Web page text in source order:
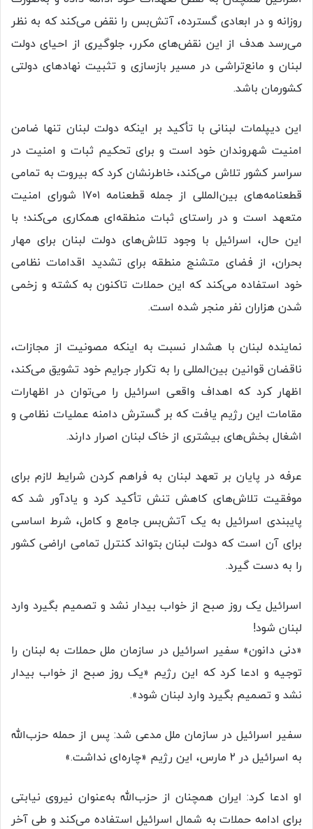
روزانه و در ابعادی گسترده، آتش‌بس را نقض می‌کند که به نظر
می‌رسد هدف از این نقض‌های مکرر، جلوگیری از احیای دولت
لبنان و مانع‌تراشی در مسیر بازسازی و تثبیت نهادهای دولتی
کشورمان باشد.
این دیپلمات لبنانی با تأکید بر اینکه دولت لبنان تنها ضامن
امنیت شهروندان خود است و برای تحکیم ثبات و امنیت در
سراسر کشور تلاش می‌کند، خاطرنشان کرد که بیروت به تمامی
قطعنامه‌های بین‌المللی از جمله قطعنامه ۱۷۰۱ شورای امنیت
متعهد است و در راستای ثبات منطقه‌ای همکاری می‌کند؛ با
این حال، اسرائیل با وجود تلاش‌های دولت لبنان برای مهار
بحران، از فضای متشنج منطقه برای تشدید اقدامات نظامی
خود استفاده می‌کند که این حملات تاکنون به کشته و زخمی
شدن هزاران نفر منجر شده است.
نماینده لبنان با هشدار نسبت به اینکه مصونیت از مجازات،
ناقضان قوانین بین‌المللی را به تکرار جرایم خود تشویق می‌کند،
اظهار کرد که اهداف واقعی اسرائیل را می‌توان در اظهارات
مقامات این رژیم یافت که بر گسترش دامنه عملیات نظامی و
اشغال بخش‌های بیشتری از خاک لبنان اصرار دارند.
عرفه در پایان بر تعهد لبنان به فراهم کردن شرایط لازم برای
موفقیت تلاش‌های کاهش تنش تأکید کرد و یادآور شد که
پایبندی اسرائیل به یک آتش‌بس جامع و کامل، شرط اساسی
برای آن است که دولت لبنان بتواند کنترل تمامی اراضی کشور
را به دست گیرد.
اسرائیل یک روز صبح از خواب بیدار نشد و تصمیم بگیرد وارد
لبنان شود!
«دنی دانون» سفیر اسرائیل در سازمان ملل حملات به لبنان را
توجیه و ادعا کرد که این رژیم «یک روز صبح از خواب بیدار
نشد و تصمیم بگیرد وارد لبنان شود».
سفیر اسرائیل در سازمان ملل مدعی شد: پس از حمله حزب‌الله
به اسرائیل در ۲ مارس، این رژیم «چاره‌ای نداشت.»
او ادعا کرد: ایران همچنان از حزب‌الله به‌عنوان نیروی نیابتی
برای ادامه حملات به شمال اسرائیل استفاده می‌کند و طی آخر